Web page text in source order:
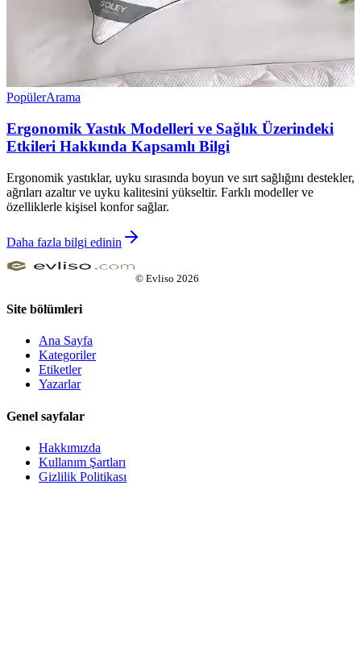
PopülerArama
Ergonomik Yastık Modelleri ve Sağlık Üzerindeki
Etkileri Hakkında Kapsamlı Bilgi
Ergonomik yastıklar, uyku sırasında boyun ve sırt sağlığını destekler,
ağrıları azaltır ve uyku kalitesini yükseltir. Farklı modeller ve
özelliklerle kişisel konfor sağlar.
Daha fazla bilgi edinin
© Evliso 2026
Site bölümleri
Ana Sayfa
Kategoriler
Etiketler
Yazarlar
Genel sayfalar
Hakkımızda
Kullanım Şartları
Gizlilik Politikası